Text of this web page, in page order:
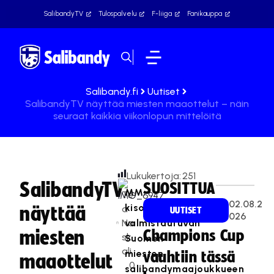
SalibandyTV Tulospalvelu F-liiga Fanikauppa
Salibandy.fi
Uutiset
SalibandyTV näyttää miesten maaottelut – näin
seuraat kaikkia viikonlopun mittelöitä
SalibandyTV
näyttää
miesten
maaottelut
Te
a
Na
sk
ali
0
Lukukertoja:251
MM-
kisoihin
valmistautuvan
Suomen
miesten
salibandymaajoukkueen
SUOSITTUA
UUTISET
02.08.2
026
Champions Cup
vauhtiin tässä